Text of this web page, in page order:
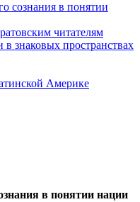
сознания в понятии
читателям
знаковых пространствах
Америке
в понятии нации